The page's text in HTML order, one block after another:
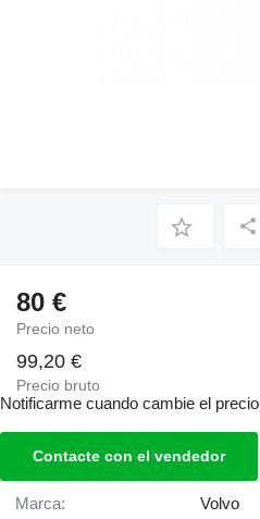
80 €
Precio neto
99,20 €
Precio bruto
Notificarme cuando cambie el precio
Contacte con el vendedor
Marca: Volvo